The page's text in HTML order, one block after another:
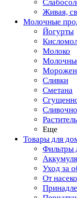
Живая,
Молочные
Йогурты
Молоко
Сливки
Сметана
Еще
Товары для
Фильтры
Уход за
От